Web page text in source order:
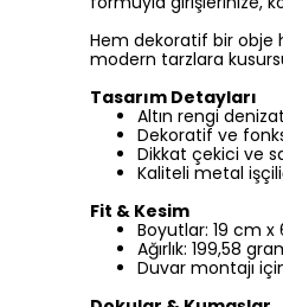
Hem dekoratif bir obje
modern tarzlara
Tasarım Detayları
Altın rengi
Dekoratif ve
Dikkat çekici ve
Kaliteli metal
Fit & Kesim
Boyutlar: 19 cm
Ağırlık: 199,58
Duvar montajı